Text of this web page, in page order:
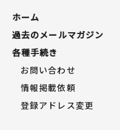
ホーム
過去のメールマガジン
各種手続き
お問い合わせ
情報掲載依頼
登録アドレス変更